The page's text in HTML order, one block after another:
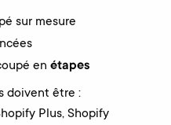
sur mesure
en étapes
doivent être :
Plus, Shopify